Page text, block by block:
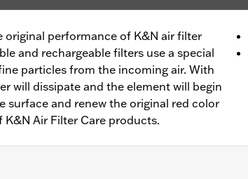
original performance of K&N air filter
and rechargeable filters use a special
particles from the incoming air. With
will dissipate and the element will begin
surface and renew the original red color
Air Filter Care products.